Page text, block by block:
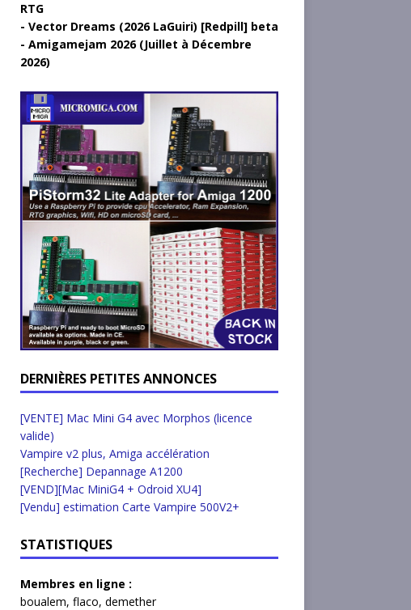
RTG
Vector Dreams (2026 LaGuiri) [Redpill] beta
Amigamejam 2026 (Juillet à Décembre
2026)
DERNIÈRES PETITES ANNONCES
[VENTE] Mac Mini G4 avec Morphos (licence
valide)
Vampire v2 plus, Amiga accélération
[Recherche] Depannage A1200
[VEND][Mac MiniG4 + Odroid XU4]
[Vendu] estimation Carte Vampire 500V2+
STATISTIQUES
Membres en ligne :
boualem, flaco, demether